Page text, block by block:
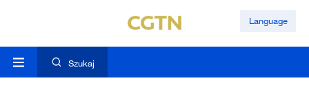
Language
Szukaj